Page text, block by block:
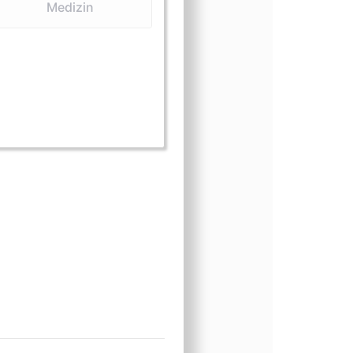
(lebend)
(Medizin)
(Präparate)
Medizin